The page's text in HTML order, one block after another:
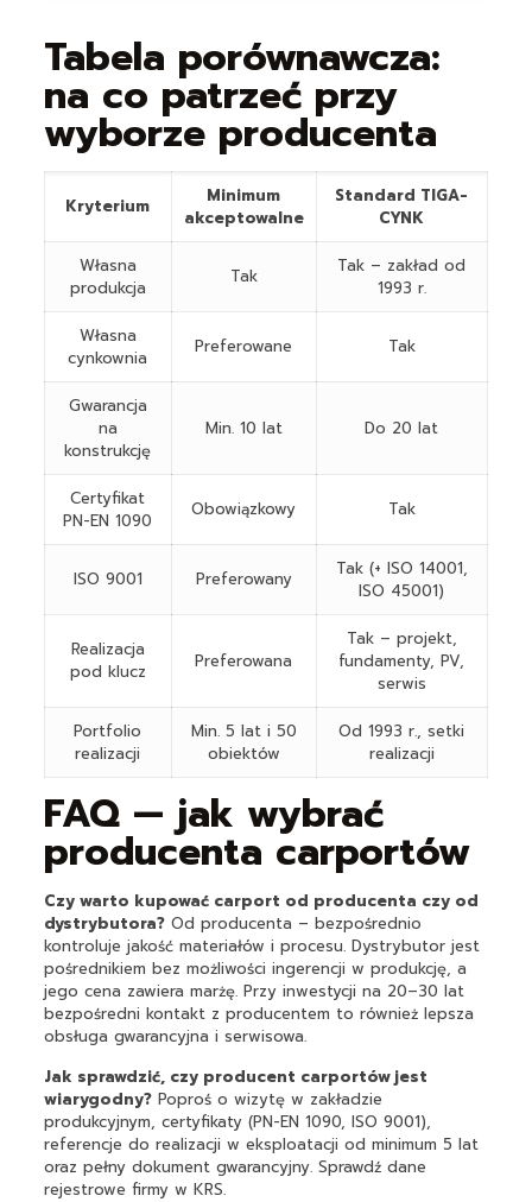
Tabela porównawcza:
na co patrzeć przy
wyborze producenta
Kryterium
Minimum
akceptowalne
Standard TIGA-
CYNK
Własna
produkcja
Tak
Tak – zakład od
1993 r.
Własna
cynkownia
Preferowane Tak
Gwarancja
na
konstrukcję
Min. 10 lat Do 20 lat
Certyfikat
PN-EN 1090
Obowiązkowy Tak
ISO 9001 Preferowany
Tak (+ ISO 14001,
ISO 45001)
Realizacja
pod klucz
Preferowana
Tak – projekt,
fundamenty, PV,
serwis
Portfolio
realizacji
Min. 5 lat i 50
obiektów
Od 1993 r., setki
realizacji
FAQ — jak wybrać
producenta carportów
Czy warto kupować carport od producenta czy od
dystrybutora?Od producenta – bezpośrednio
kontroluje jakość materiałów i procesu. Dystrybutor jest
pośrednikiem bez możliwości ingerencji w produkcję, a
jego cena zawiera marżę. Przy inwestycji na 20–30 lat
bezpośredni kontakt z producentem to również lepsza
obsługa gwarancyjna i serwisowa.
Jak sprawdzić, czy producent carportów jest
wiarygodny?Poproś o wizytę w zakładzie
produkcyjnym, certyfikaty (PN-EN 1090, ISO 9001),
referencje do realizacji w eksploatacji od minimum 5 lat
oraz pełny dokument gwarancyjny. Sprawdź dane
rejestrowe firmy w KRS.